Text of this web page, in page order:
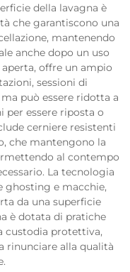
della lavagna è
che garantiscono una
mantenendo
anche dopo un uso
offre un ampio
sessioni di
può essere ridotta a
per essere riposta o
cerniere resistenti
che mantengono la
al contempo
La tecnologia
ghosting e macchie,
da una superficie
è dotata di pratiche
custodia protettiva,
rinunciare alla qualità